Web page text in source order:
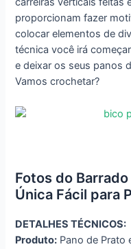
proporcionam fazer
colocar elementos de
técnica você irá
e deixar os seus panos
Vamos crochetar?
Fotos do
Única Fácil para
DETALHES TÉCNICOS:
Produto: Pano de Prato